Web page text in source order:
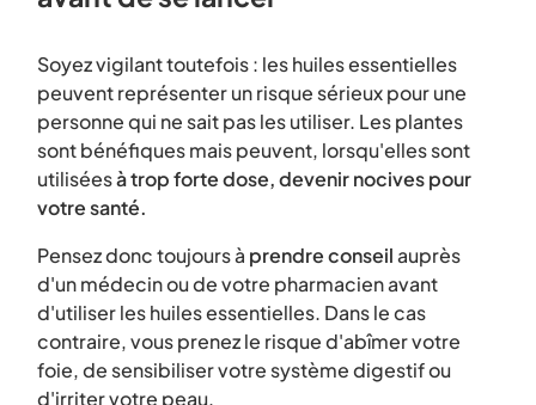
Soyez vigilant toutefois : les huiles essentielles
peuvent représenter un risque sérieux pour une
personne qui ne sait pas les utiliser. Les plantes
sont bénéfiques mais peuvent, lorsqu'elles sont
utiliséesà trop forte dose, devenir nocives pour
votre santé.
Pensez donc toujours à prendre conseilauprès
d'un médecin ou de votre pharmacien avant
d'utiliser les huiles essentielles. Dans le cas
contraire, vous prenez le risque d'abîmer votre
foie, de sensibiliser votre système digestif ou
d'irriter votre peau.